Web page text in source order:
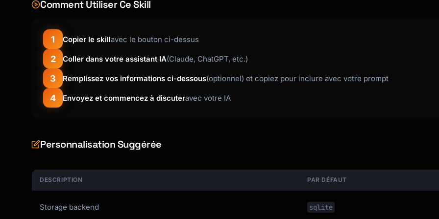
    return {
        uri: uri.toString(),
        mimeType: "text/plain",
        text: content,
      }],
    };
  }
);
```
```typescript
  "notes://",
    const notes = await listAllNotes();
Comment Utiliser Ce Skill
1 Copier le skillavec le bouton ci-dessus
2 Coller dans votre assistant IA(Claude, ChatGPT, etc.)
3 Remplissez vos informations ci-dessous(optionnel) et copiez pour inclure avec votre prompt
4 Envoyez et commencez à discuteravec votre IA
Personnalisation Suggérée
DESCRIPTION PAR DÉFAUT
Storage backend sqlite